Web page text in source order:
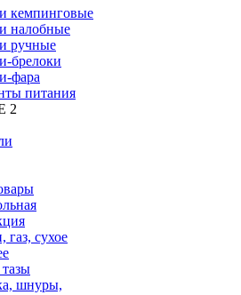
кемпинговые
налобные
ручные
брелоки
фара
питания
2
газ, сухое
шнуры,